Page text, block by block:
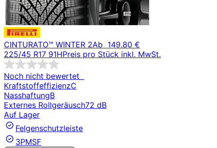
CINTURATO™ WINTER 2Ab 149.80 €
225/45 R17 91HPreis pro Stück inkl. MwSt.
Noch nicht bewertet
KraftstoffeffizienzC
NasshaftungB
Externes Rollgeräusch72 dB
Auf Lager
Felgenschutzleiste
3PMSF